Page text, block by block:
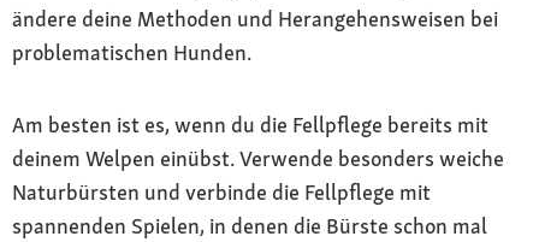
ändere deine Methoden und Herangehensweisen bei
problematischen Hunden.
Am besten ist es, wenn du die Fellpflege bereits mit
deinem Welpen einübst. Verwende besonders weiche
Naturbürsten und verbinde die Fellpflege mit
spannenden Spielen, in denen die Bürste schon mal